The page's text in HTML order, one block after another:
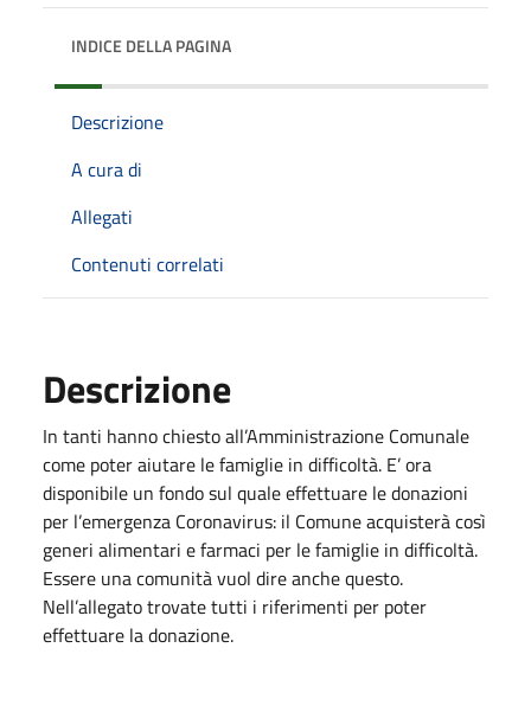
INDICE DELLA PAGINA
Descrizione
A cura di
Allegati
Contenuti correlati
Descrizione
In tanti hanno chiesto all’Amministrazione Comunale
come poter aiutare le famiglie in difficoltà. E’ ora
disponibile un fondo sul quale effettuare le donazioni
per l’emergenza Coronavirus: il Comune acquisterà così
generi alimentari e farmaci per le famiglie in difficoltà.
Essere una comunità vuol dire anche questo.
Nell’allegato trovate tutti i riferimenti per poter
effettuare la donazione.